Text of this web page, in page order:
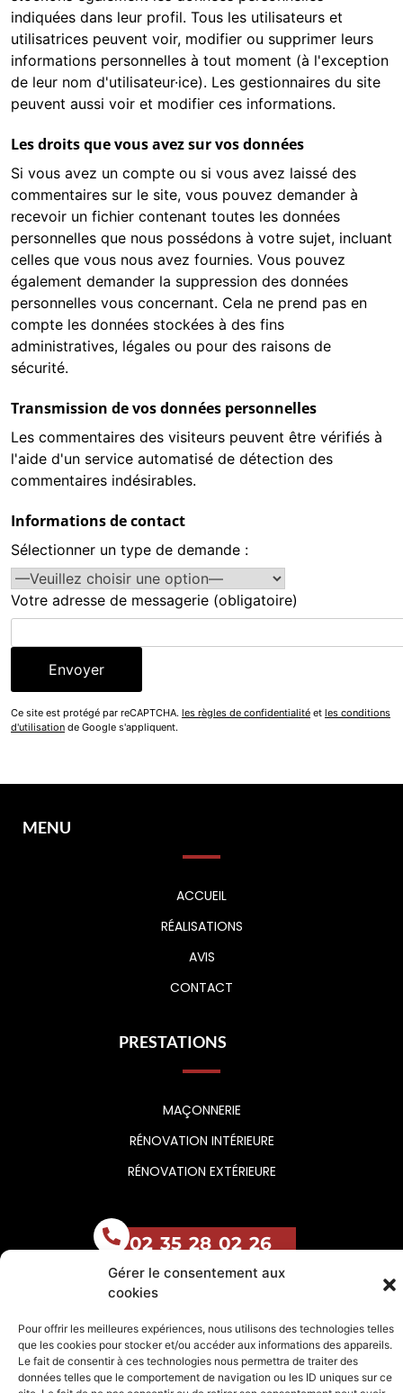
Gérer le consentement aux
cookies
Pour offrir les meilleures expériences, nous utilisons des technologies telles
que les cookies pour stocker et/ou accéder aux informations des appareils.
Le fait de consentir à ces technologies nous permettra de traiter des
données telles que le comportement de navigation ou les ID uniques sur ce
indiquées dans leur profil. Tous les utilisateurs et
utilisatrices peuvent voir, modifier ou supprimer leurs
informations personnelles à tout moment (à l'exception
de leur nom d'utilisateur·ice). Les gestionnaires du site
peuvent aussi voir et modifier ces informations.
Les droits que vous avez sur vos données
Si vous avez un compte ou si vous avez laissé des
commentaires sur le site, vous pouvez demander à
recevoir un fichier contenant toutes les données
personnelles que nous possédons à votre sujet, incluant
celles que vous nous avez fournies. Vous pouvez
également demander la suppression des données
personnelles vous concernant. Cela ne prend pas en
compte les données stockées à des fins
administratives, légales ou pour des raisons de
sécurité.
Transmission de vos données personnelles
Les commentaires des visiteurs peuvent être vérifiés à
l'aide d'un service automatisé de détection des
commentaires indésirables.
Informations de contact
Sélectionner un type de demande :
Votre adresse de messagerie (obligatoire)
Ce site est protégé par reCAPTCHA. les règles de confidentialité et les conditions
d'utilisation de Google s'appliquent.
MENU
ACCUEIL
RÉALISATIONS
AVIS
CONTACT
PRESTATIONS
MAÇONNERIE
RÉNOVATION INTÉRIEURE
RÉNOVATION EXTÉRIEURE
02 35 28 02 26
TMC MACONNERIE